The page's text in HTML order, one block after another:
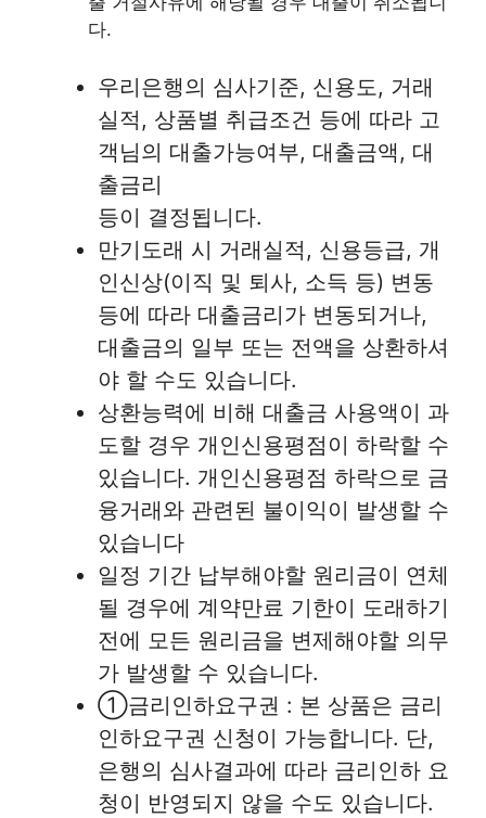
다.
우리은행의 심사기준, 신용도, 거래
실적, 상품별 취급조건 등에 따라 고
객님의 대출가능여부, 대출금액, 대
출금리
등이 결정됩니다.
만기도래 시 거래실적, 신용등급, 개
인신상(이직 및 퇴사, 소득 등) 변동
등에 따라 대출금리가 변동되거나,
대출금의 일부 또는 전액을 상환하셔
야 할 수도 있습니다.
상환능력에 비해 대출금 사용액이 과
도할 경우 개인신용평점이 하락할 수
있습니다. 개인신용평점 하락으로 금
융거래와 관련된 불이익이 발생할 수
있습니다
일정 기간 납부해야할 원리금이 연체
될 경우에 계약만료 기한이 도래하기
전에 모든 원리금을 변제해야할 의무
가 발생할 수 있습니다.
①금리인하요구권 : 본 상품은 금리
인하요구권 신청이 가능합니다. 단,
은행의 심사결과에 따라 금리인하 요
청이 반영되지 않을 수도 있습니다.